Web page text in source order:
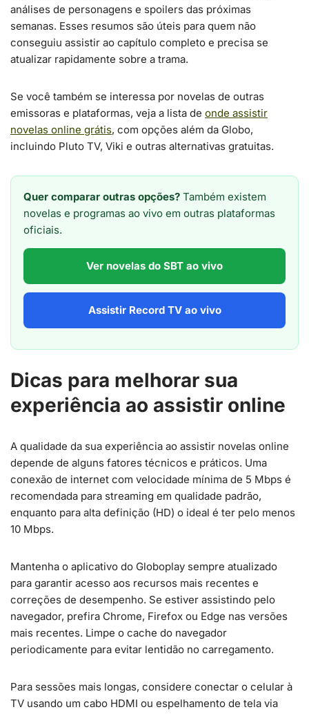
análises de personagens e spoilers das próximas
semanas. Esses resumos são úteis para quem não
conseguiu assistir ao capítulo completo e precisa se
atualizar rapidamente sobre a trama.
Se você também se interessa por novelas de outras
emissoras e plataformas, veja a lista de onde assistir
novelas online grátis, com opções além da Globo,
incluindo Pluto TV, Viki e outras alternativas gratuitas.
Quer comparar outras opções? Também existem
novelas e programas ao vivo em outras plataformas
oficiais.
Ver novelas do SBT ao vivo
Assistir Record TV ao vivo
Dicas para melhorar sua
experiência ao assistir online
A qualidade da sua experiência ao assistir novelas online
depende de alguns fatores técnicos e práticos. Uma
conexão de internet com velocidade mínima de 5 Mbps é
recomendada para streaming em qualidade padrão,
enquanto para alta definição (HD) o ideal é ter pelo menos
10 Mbps.
Mantenha o aplicativo do Globoplay sempre atualizado
para garantir acesso aos recursos mais recentes e
correções de desempenho. Se estiver assistindo pelo
navegador, prefira Chrome, Firefox ou Edge nas versões
mais recentes. Limpe o cache do navegador
periodicamente para evitar lentidão no carregamento.
Para sessões mais longas, considere conectar o celular à
TV usando um cabo HDMI ou espelhamento de tela via